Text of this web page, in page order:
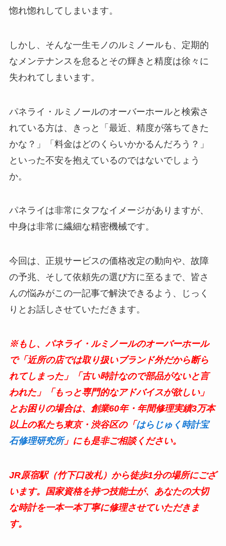
惚れ惚れしてしまいます。
しかし、そんな一生モノのルミノールも、定期的
なメンテナンスを怠るとその輝きと精度は徐々に
失われてしまいます。
パネライ・ルミノールのオーバーホールと検索さ
れている方は、きっと「最近、精度が落ちてきた
かな？」「料金はどのくらいかかるんだろう？」
といった不安を抱えているのではないでしょう
か。
パネライは非常にタフなイメージがありますが、
中身は非常に繊細な精密機械です。
今回は、正規サービスの価格改定の動向や、故障
の予兆、そして依頼先の選び方に至るまで、皆さ
んの悩みがこの一記事で解決できるよう、じっく
りとお話しさせていただきます。
※もし、パネライ・ルミノールのオーバーホール
で「近所の店では取り扱いブランド外だから断ら
れてしまった」「古い時計なので部品がないと言
われた」「もっと専門的なアドバイスが欲しい」
とお困りの場合は、創業60年・年間修理実績3万本
以上の私たち東京・渋谷区の「はらじゅく時計宝
石修理研究所」にも是非ご相談ください。
JR原宿駅（竹下口改札）から徒歩1分の場所にござ
います。国家資格を持つ技能士が、あなたの大切
な時計を一本一本丁寧に修理させていただきま
す。